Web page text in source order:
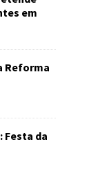
em
Reforma
Festa da